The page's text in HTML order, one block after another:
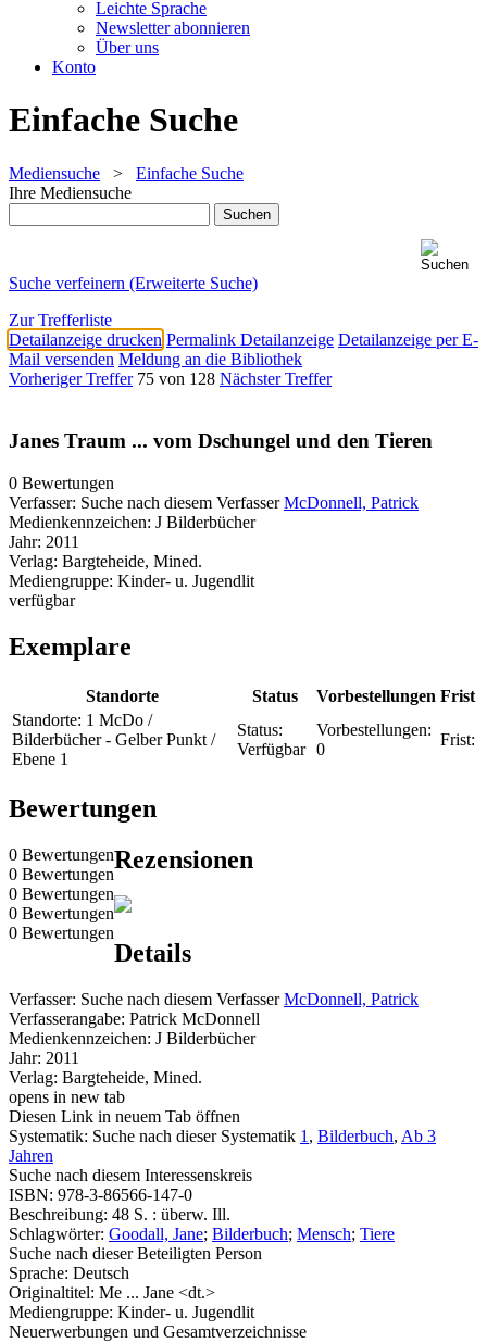
Leichte Sprache
Newsletter abonnieren
Über uns
Konto
Einfache Suche
Mediensuche > Einfache Suche
Ihre Mediensuche
Suche verfeinern (Erweiterte Suche)
Zur Trefferliste
Detailanzeige drucken Permalink Detailanzeige Detailanzeige per E-
Mail versenden Meldung an die Bibliothek
Vorheriger Treffer 75 von 128 Nächster Treffer
Janes Traum ... vom Dschungel und den Tieren
0 Bewertungen
Verfasser: Suche nach diesem Verfasser McDonnell, Patrick
Medienkennzeichen: J Bilderbücher
Jahr: 2011
Verlag: Bargteheide, Mined.
Mediengruppe: Kinder- u. Jugendlit
verfügbar
Exemplare
Standorte Status Vorbestellungen Frist
Standorte: 1 McDo /
Bilderbücher - Gelber Punkt /
Ebene 1
Status:
Verfügbar
Vorbestellungen:
0
Frist:
Bewertungen
0 Bewertungen
0 Bewertungen
0 Bewertungen
0 Bewertungen
0 Bewertungen
Rezensionen
Details
Verfasser: Suche nach diesem Verfasser McDonnell, Patrick
Verfasserangabe: Patrick McDonnell
Medienkennzeichen: J Bilderbücher
Jahr: 2011
Verlag: Bargteheide, Mined.
opens in new tab
Diesen Link in neuem Tab öffnen
Systematik: Suche nach dieser Systematik 1 , Bilderbuch, Ab 3
Jahren
Suche nach diesem Interessenskreis
ISBN: 978-3-86566-147-0
Beschreibung: 48 S. : überw. Ill.
Schlagwörter: Goodall, Jane; Bilderbuch; Mensch; Tiere
Suche nach dieser Beteiligten Person
Sprache: Deutsch
Originaltitel: Me ... Jane <dt.>
Mediengruppe: Kinder- u. Jugendlit
Neuerwerbungen und Gesamtverzeichnisse